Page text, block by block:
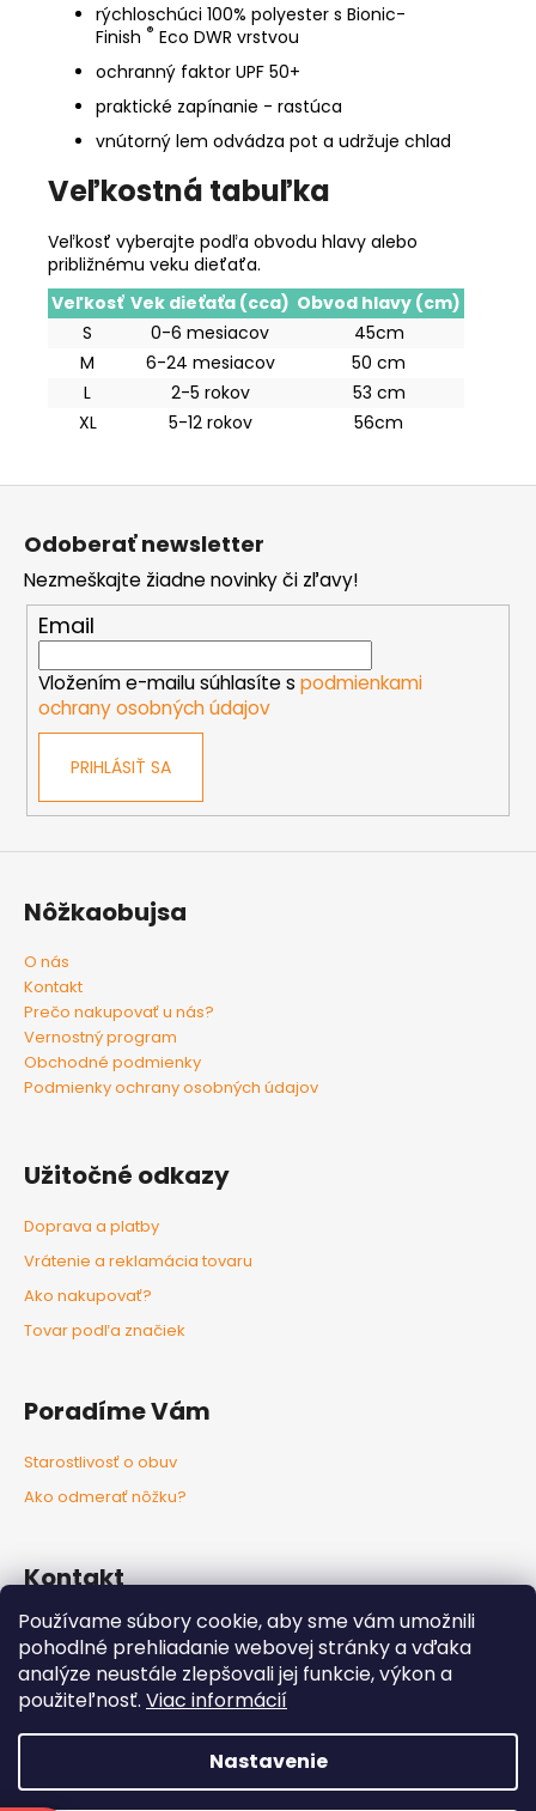
Používame súbory cookie, aby sme vám umožnili
pohodlné prehliadanie webovej stránky a vďaka
analýze neustále zlepšovali jej funkcie, výkon a
použiteľnosť. Viac informácií
Nastavenie
rýchloschúci 100% polyester s Bionic-
Finish ® Eco DWR vrstvou
ochranný faktor UPF 50+
praktické zapínanie - rastúca
vnútorný lem odvádza pot a udržuje chlad
Veľkostná tabuľka
Veľkosť vyberajte podľa obvodu hlavy alebo
približnému veku dieťaťa.
Veľkosť Vek dieťaťa (cca) Obvod hlavy (cm)
S
0-6 mesiacov
45cm
M
6-24 mesiacov
50 cm
L
2-5 rokov
53 cm
XL
5-12 rokov 56cm
Odoberať newsletter
Nezmeškajte žiadne novinky či zľavy!
Email
Vložením e-mailu súhlasíte s podmienkami
ochrany osobných údajov
PRIHLÁSIŤ SA
Nôžkaobujsa
O nás
Kontakt
Prečo nakupovať u nás?
Vernostný program
Obchodné podmienky
Podmienky ochrany osobných údajov
Užitočné odkazy
Doprava a platby
Vrátenie a reklamácia tovaru
Ako nakupovať?
Tovar podľa značiek
Poradíme Vám
Starostlivosť o obuv
Ako odmerať nôžku?
Kontakt
info@nozkaobujsa.sk
+421907383063
Nozkaobujsa.sk
Nozkaobujsa